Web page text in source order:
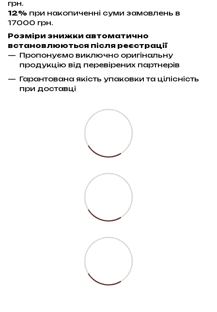
грн.
12% при накопиченні суми замовлень в
17000 грн.
Розміри знижки автоматично
встановлюються після реєстрації
Пропонуємо виключно оригінальну
продукцію від перевірених партнерів
Гарантована якість упаковки та цілісність
при доставці